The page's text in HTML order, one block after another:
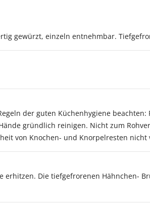
gewürzt, einzeln entnehmbar.
der guten Küchenhygiene
gründlich reinigen. Nicht zum
von Knochen- und Knorpelresten nicht
erhitzen. Die tiefgefrorenen Hähnchen-